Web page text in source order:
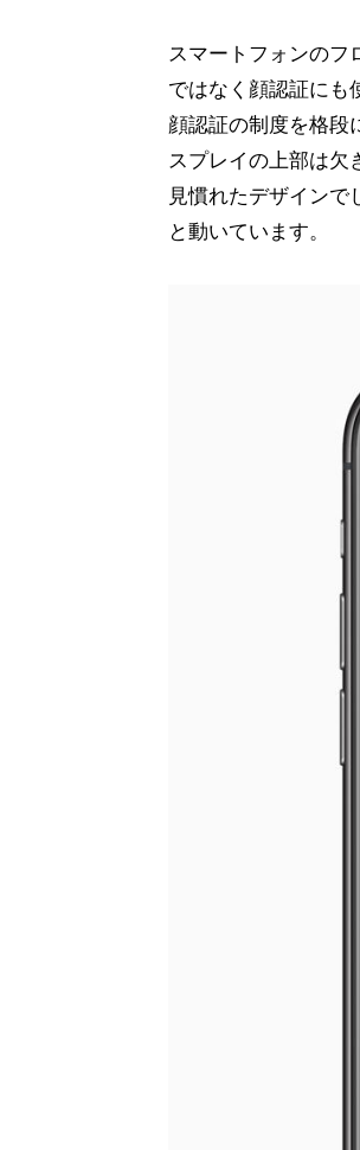
スマートフォンのフ
ではなく顔認証にも
顔認証の制度を格段
スプレイの上部は欠
見慣れたデザイン
と動いています。